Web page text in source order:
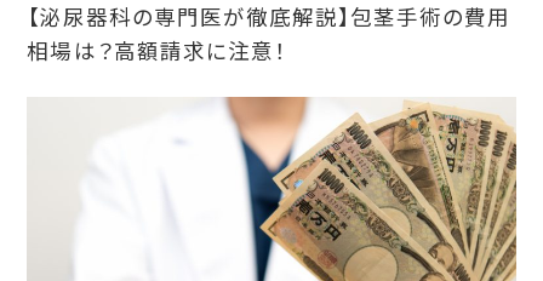
【泌尿器科の専門医が徹底解説】包茎手術の費用
相場は？高額請求に注意！